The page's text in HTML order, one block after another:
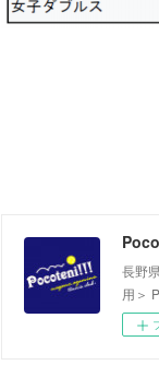
長野
用＞